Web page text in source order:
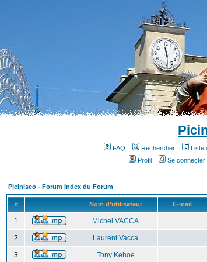
FAQ Rechercher Liste
Profil
Se
Picinisco - Forum Index du Forum
# Nom d'utilisateur E-mail
1 Michel VACCA
2 Laurent Vacca
3 Tony Kehoe